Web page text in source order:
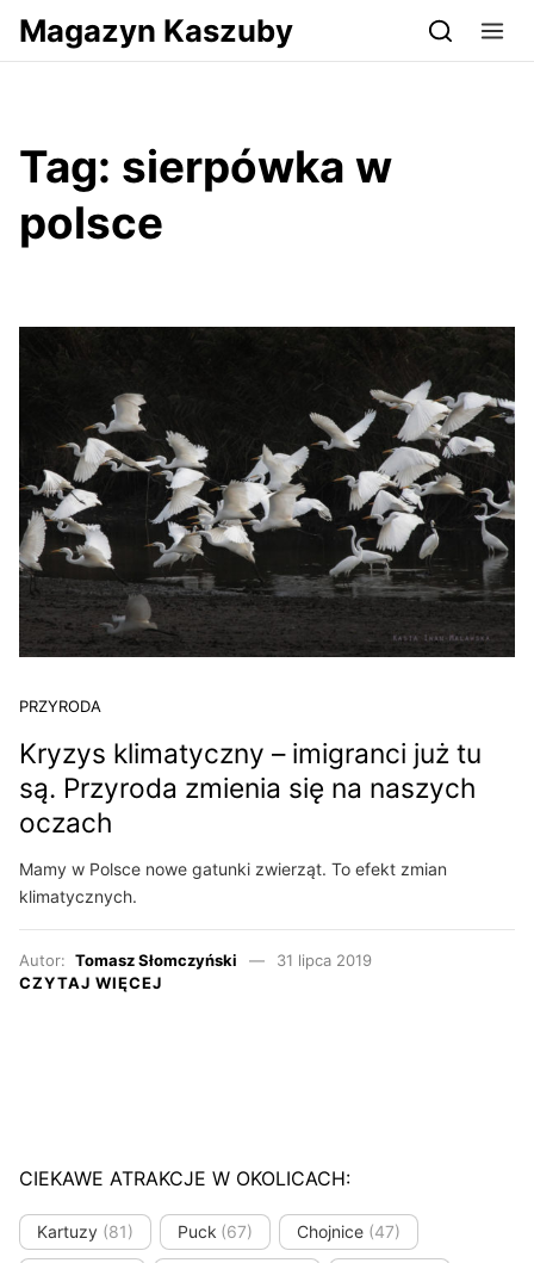
Przejdź do serwisu magazynkaszuby.pl
Magazyn Kaszuby
Tag: sierpówka w
polsce
PRZYRODA
Kryzys klimatyczny – imigranci już tu
są. Przyroda zmienia się na naszych
oczach
Mamy w Polsce nowe gatunki zwierząt. To efekt zmian
klimatycznych.
Autor: Tomasz Słomczyński
31 lipca 2019
CZYTAJ WIĘCEJ
CIEKAWE ATRAKCJE W OKOLICACH:
Kartuzy (81) Puck (67) Chojnice (47)